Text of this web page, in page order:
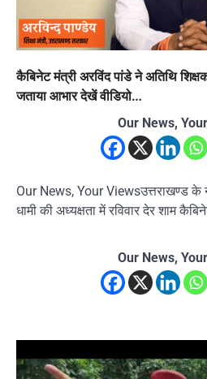
कैबिनेट मंत्री अरविंद पांडे ने अतिथि
जताया आभार देखें वीडियो…
Our News,
Our News, Your Viewsउत्तराखण्ड के
धामी की अध्यक्षता में रविवार देर शाम
Our News,